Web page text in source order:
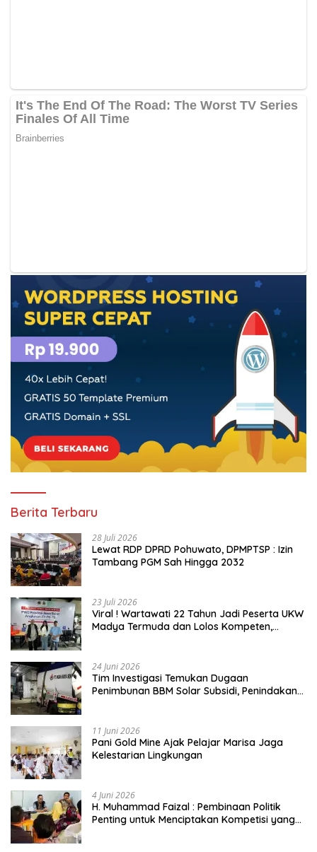
Berita Terbaru
28 Juli 2026
Lewat RDP DPRD Pohuwato, DPMPTSP : Izin
Tambang PGM Sah Hingga 2032
23 Juli 2026
Viral ! Wartawati 22 Tahun Jadi Peserta UKW
Madya Termuda dan Lolos Kompeten,
24 Juni 2026
Tim Investigasi Temukan Dugaan
Penimbunan BBM Solar Subsidi, Penindakan
11 Juni 2026
Pani Gold Mine Ajak Pelajar Marisa Jaga
Kelestarian Lingkungan
4 Juni 2026
H. Muhammad Faizal : Pembinaan Politik
Penting untuk Menciptakan Kompetisi yang